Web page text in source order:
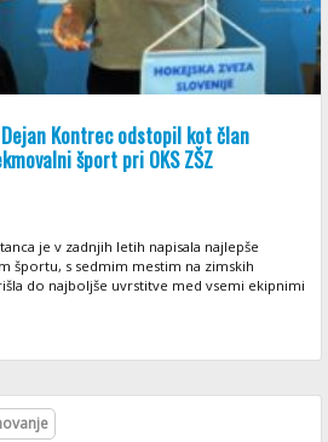
Kontrec odstopil kot član
šport pri OKS ZŠZ
je v zadnjih letih napisala najlepše
športu, s sedmim mestim na zimskih
do najboljše uvrstitve med vsemi ekipnimi